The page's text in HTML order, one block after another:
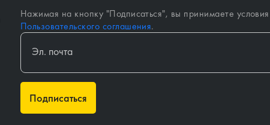
Нажимая на кнопку "Подписаться", вы принимаете условия
Пользовательского соглашения.
Подписаться